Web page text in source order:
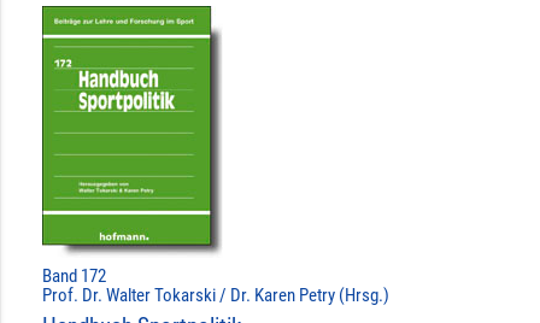
Band 172
Prof. Dr. Walter Tokarski / Dr. Karen Petry (Hrsg.)